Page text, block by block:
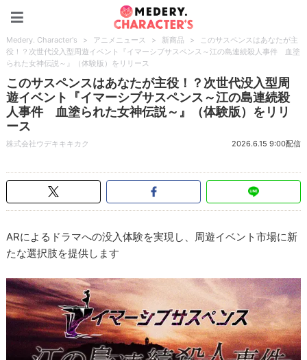
Medery. Character's > アニメニュース > 新商品 >
このサスペンスはあなたが主
役！？次世代没入型周遊イベント『イマーシブサスペンス～江の島連続殺人事件 血塗
られた女神伝説～』（体験版）をリリース
このサスペンスはあなたが主役！？次世代没入型周
遊イベント『イマーシブサスペンス～江の島連続殺
人事件 血塗られた女神伝説～』（体験版）をリリ
ース
株式会社ウデキキキカク 2026.6.15 9:00配信
ARによるドラマへの没入体験を実現し、周遊イベント市場に新
たな選択肢を提供します